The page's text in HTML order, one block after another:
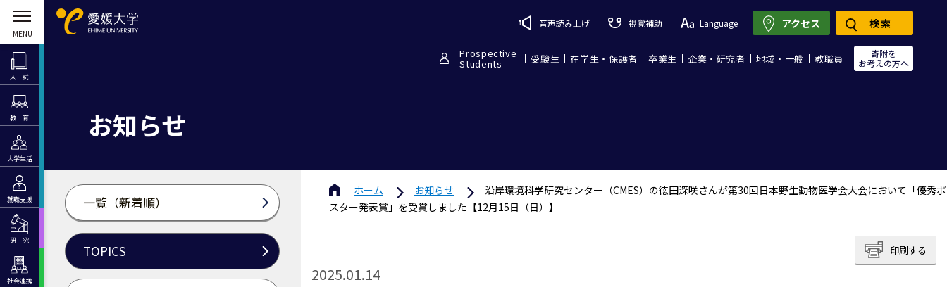
入 試
教 育
大学生活
就職支援
研 究
社会連携
音声読み上げ 視覚補助 Language
Prospective
Students 受験生 在学生・保護者 卒業生 企業・研究者 地域・一般 教職員
寄附を
お考えの方へ
アクセス 検索
お知らせ
一覧（新着順）
TOPICS
ホーム お知らせ
沿岸環境科学研究センター（CMES）の徳田深咲さんが第30回日本野生動物医学会大会において「優秀ポ
スター発表賞」を受賞しました【12月15日（日）】
印刷する
2025.01.14